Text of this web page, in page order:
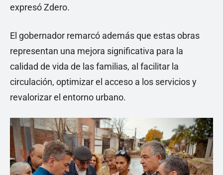
expresó Zdero.
El gobernador remarcó además que estas obras
representan una mejora significativa para la
calidad de vida de las familias, al facilitar la
circulación, optimizar el acceso a los servicios y
revalorizar el entorno urbano.